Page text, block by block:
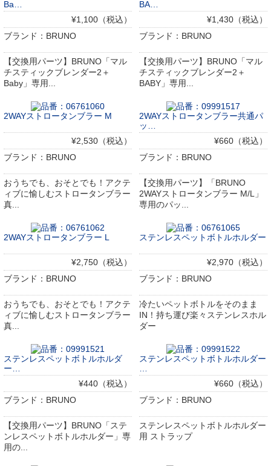
Ba…
¥1,100（税込）
ブランド：BRUNO
【交換用パーツ】BRUNO「マル
チスティックブレンダー2＋
Baby」専用...
BA…
¥1,430（税込）
ブランド：BRUNO
【交換用パーツ】BRUNO「マル
チスティックブレンダー2＋
BABY」専用...
2WAYストロータンブラー M
¥2,530（税込）
ブランド：BRUNO
おうちでも、おそとでも！アクテ
ィブに愉しむストロータンブラー
真...
2WAYストロータンブラー共通パ
ッ…
¥660（税込）
ブランド：BRUNO
【交換用パーツ】「BRUNO
2WAYストロータンブラー M/L」
専用のパッ...
2WAYストロータンブラー L
¥2,750（税込）
ブランド：BRUNO
おうちでも、おそとでも！アクテ
ィブに愉しむストロータンブラー
真...
ステンレスペットボトルホルダー
¥2,970（税込）
ブランド：BRUNO
冷たいペットボトルをそのまま
IN！持ち運び楽々ステンレスホル
ダー
ステンレスペットボトルホルダ
ー…
¥440（税込）
ブランド：BRUNO
【交換用パーツ】BRUNO「ステ
ンレスペットボトルホルダー」専
用の...
ステンレスペットボトルホルダー
¥660（税込）
ブランド：BRUNO
ステンレスペットボトルホルダー
用 ストラップ